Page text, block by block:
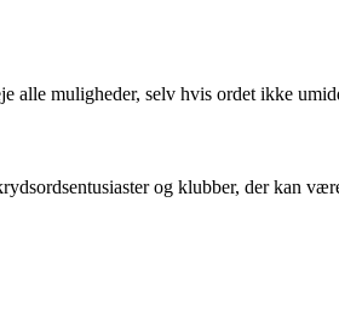
muligheder, selv hvis ordet ikke
og klubber, der kan